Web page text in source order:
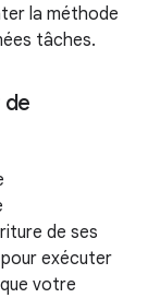
la méthode
tâches.
de
de ses
exécuter
votre